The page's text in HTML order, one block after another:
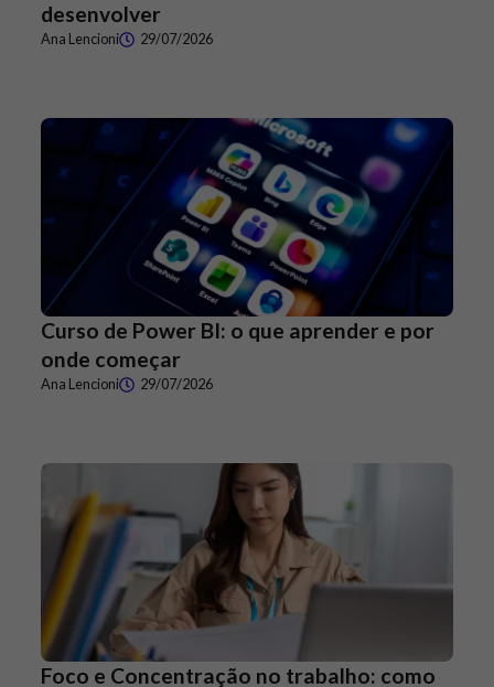
desenvolver
Ana Lencioni 29/07/2026
Curso de Power BI: o que aprender e por
onde começar
Ana Lencioni 29/07/2026
Foco e Concentração no trabalho: como